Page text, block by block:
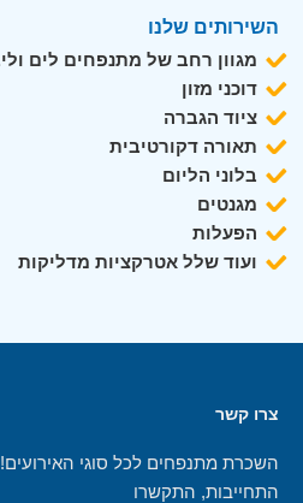
השירותים שלנו
מגוון רחב של מתנפחים לים
דוכני מזון
ציוד הגברה
תאורה דקורטיבית
בלוני הליום
מגנטים
הפעלות
ועוד שלל אטרקציות מדליקות
צרו קשר
השכרת מתנפחים לכל סוגי
התחייבות, התקשרו